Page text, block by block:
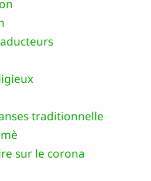
traditionnelle
sur le corona